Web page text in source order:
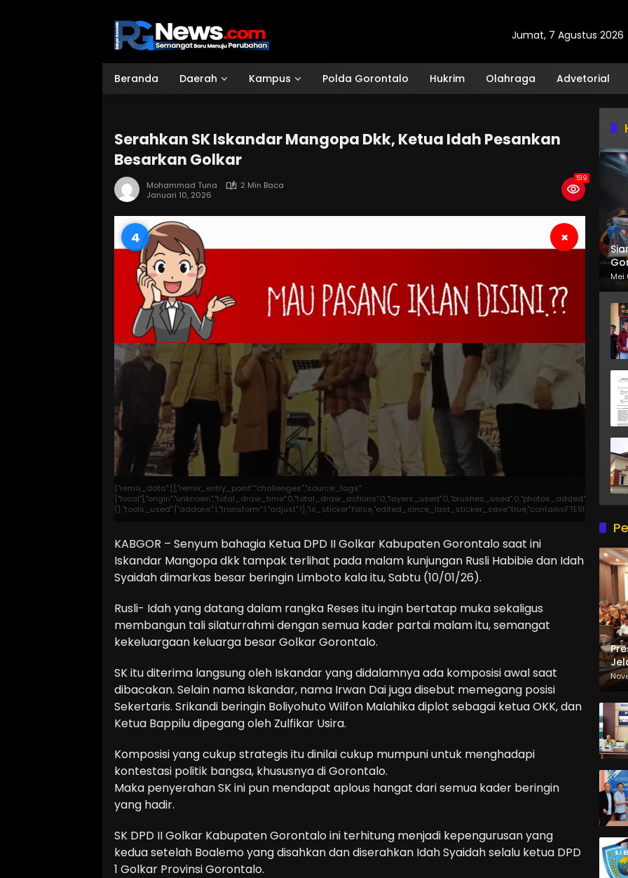
Jumat, 7 Agustus 2026
Beranda Daerah Kampus Polda Gorontalo Hukrim Olahraga Advetorial
Serahkan SK Iskandar Mangopa Dkk, Ketua Idah Pesankan
Besarkan Golkar
Mohammad Tuna
2 Min Baca
Januari 10, 2026
519
3 ×
{"remix_data":[],"remix_entry_point":"challenges","source_tags":
{},"tools_used":{"addons":1,"transform":1,"adjust":1},"is_sticker":false,"edited_since_last_sticker_save":true,"containsFTESticker":false}
KABGOR – Senyum bahagia Ketua DPD II Golkar Kabupaten Gorontalo saat ini
Iskandar Mangopa dkk tampak terlihat pada malam kunjungan Rusli Habibie dan Idah
Syaidah dimarkas besar beringin Limboto kala itu, Sabtu (10/01/26).
Rusli- Idah yang datang dalam rangka Reses itu ingin bertatap muka sekaligus
membangun tali silaturrahmi dengan semua kader partai malam itu, semangat
kekeluargaan keluarga besar Golkar Gorontalo.
SK itu diterima langsung oleh Iskandar yang didalamnya ada komposisi awal saat
dibacakan. Selain nama Iskandar, nama Irwan Dai juga disebut memegang posisi
Sekertaris. Srikandi beringin Boliyohuto Wilfon Malahika diplot sebagai ketua OKK, dan
Ketua Bappilu dipegang oleh Zulfikar Usira.
Komposisi yang cukup strategis itu dinilai cukup mumpuni untuk menghadapi
kontestasi politik bangsa, khususnya di Gorontalo.
Maka penyerahan SK ini pun mendapat aplous hangat dari semua kader beringin
yang hadir.
SK DPD II Golkar Kabupaten Gorontalo ini terhitung menjadi kepengurusan yang
kedua setelah Boalemo yang disahkan dan diserahkan Idah Syaidah selalu ketua DPD
1 Golkar Provinsi Gorontalo.
Mei